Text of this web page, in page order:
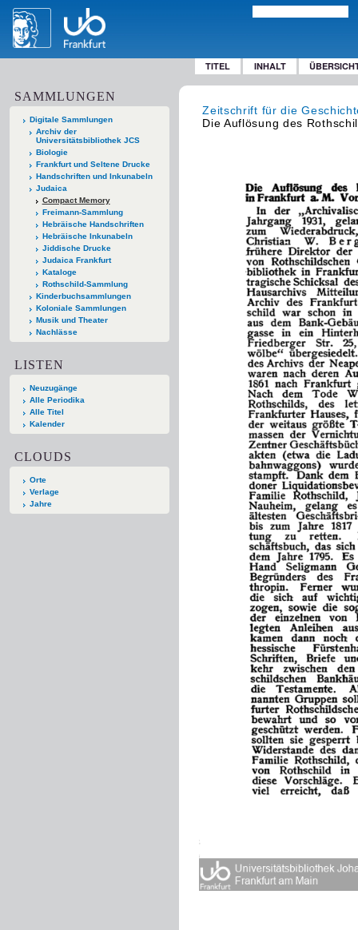
TITEL INHALT
SAMMLUNGEN
Digitale Sammlungen
Archiv der
Universitätsbibliothek JCS
Biologie
Frankfurt und Seltene Drucke
Handschriften und Inkunabeln
Judaica
Compact Memory
Freimann-Sammlung
Hebräische Handschriften
Hebräische Inkunabeln
Jiddische Drucke
Judaica Frankfurt
Kataloge
Rothschild-Sammlung
Kinderbuchsammlungen
Koloniale Sammlungen
Musik und Theater
Nachlässe
LISTEN
Neuzugänge
Alle Periodika
Alle Titel
Kalender
CLOUDS
Orte
Verlage
Jahre
Zeitschrift für die
Die Auflösung des